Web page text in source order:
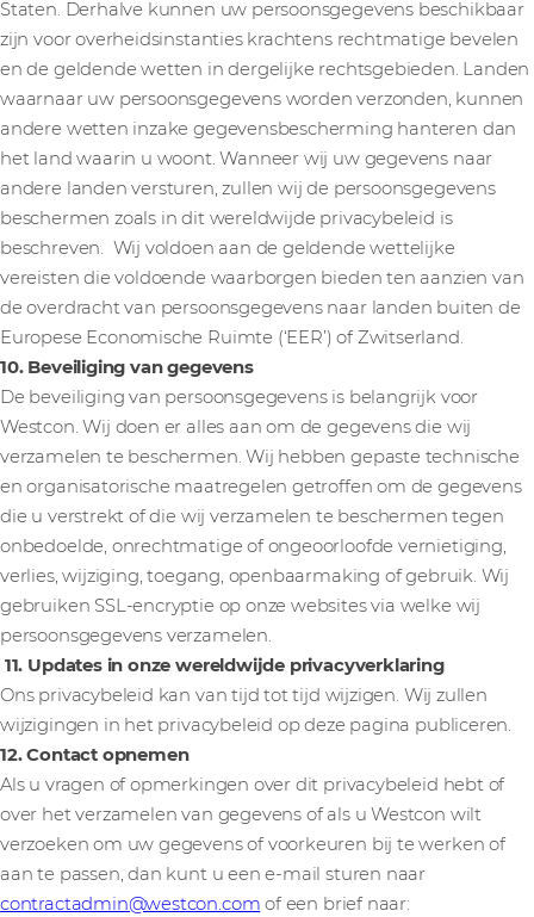
Staten. Derhalve kunnen uw persoonsgegevens beschikbaar
zijn voor overheidsinstanties krachtens rechtmatige bevelen
en de geldende wetten in dergelijke rechtsgebieden. Landen
waarnaar uw persoonsgegevens worden verzonden, kunnen
andere wetten inzake gegevensbescherming hanteren dan
het land waarin u woont. Wanneer wij uw gegevens naar
andere landen versturen, zullen wij de persoonsgegevens
beschermen zoals in dit wereldwijde privacybeleid is
beschreven. Wij voldoen aan de geldende wettelijke
vereisten die voldoende waarborgen bieden ten aanzien van
de overdracht van persoonsgegevens naar landen buiten de
Europese Economische Ruimte (‘EER’) of Zwitserland.
10. Beveiliging van gegevens
De beveiliging van persoonsgegevens is belangrijk voor
Westcon. Wij doen er alles aan om de gegevens die wij
verzamelen te beschermen. Wij hebben gepaste technische
en organisatorische maatregelen getroffen om de gegevens
die u verstrekt of die wij verzamelen te beschermen tegen
onbedoelde, onrechtmatige of ongeoorloofde vernietiging,
verlies, wijziging, toegang, openbaarmaking of gebruik. Wij
gebruiken SSL-encryptie op onze websites via welke wij
persoonsgegevens verzamelen.
11. Updates in onze wereldwijde privacyverklaring
Ons privacybeleid kan van tijd tot tijd wijzigen. Wij zullen
wijzigingen in het privacybeleid op deze pagina publiceren.
12. Contact opnemen
Als u vragen of opmerkingen over dit privacybeleid hebt of
over het verzamelen van gegevens of als u Westcon wilt
verzoeken om uw gegevens of voorkeuren bij te werken of
aan te passen, dan kunt u een e-mail sturen naar
contractadmin@westcon.com of een brief naar: